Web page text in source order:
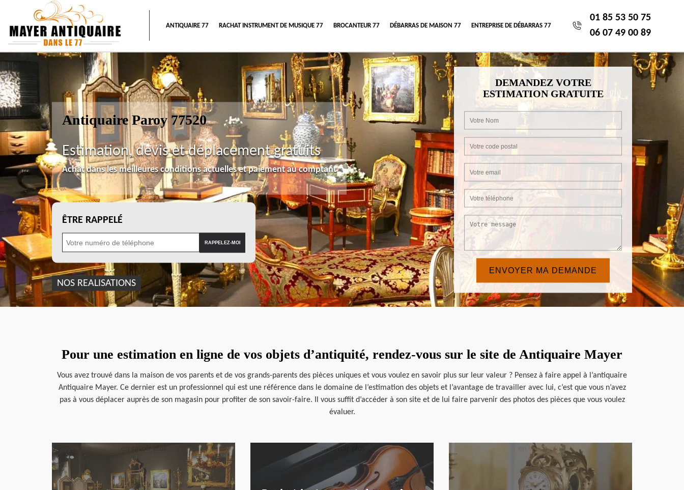
ANTIQUAIRE 77 RACHAT INSTRUMENT DE MUSIQUE 77 BROCANTEUR 77 DÉBARRAS DE MAISON 77 ENTREPRISE DE DÉBARRAS 77
01 85 53 50 75
06 07 49 00 89
Antiquaire Paroy 77520
Estimation, devis et déplacement gratuits
Achat dans les meilleures conditions actuelles et paiement au comptant
ÊTRE RAPPELÉ
NOS REALISATIONS
DEMANDEZ VOTRE
ESTIMATION GRATUITE
Pour une estimation en ligne de vos objets d’antiquité, rendez-vous sur le site de Antiquaire Mayer
Vous avez trouvé dans la maison de vos parents et de vos grands-parents des pièces uniques et vous voulez en savoir plus sur leur valeur ? Pensez à faire appel à l’antiquaire
Antiquaire Mayer. Ce dernier est un professionnel qui est une référence dans le domaine de l’estimation des objets et l’avantage de travailler avec lui, c’est que vous n’avez
pas à vous déplacer auprès de son magasin pour profiter de son savoir-faire. Il vous suffit d’accéder à son site et de lui faire parvenir des photos des pièces que vous voulez
évaluer.
en savoir plus en savoir plus